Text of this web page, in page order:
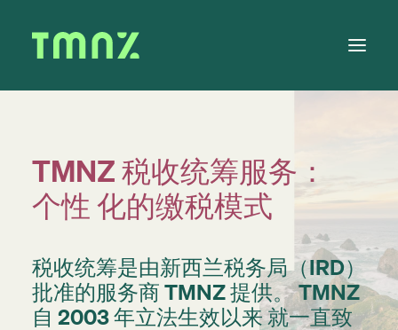
Learn
About
Contact
TMNZ 税收统筹服务：
个性 化的缴税模式
税收统筹是由新西兰税务局（IRD）
批准的服务商 TMNZ 提供。 TMNZ
自 2003 年立法生效以来 就一直致